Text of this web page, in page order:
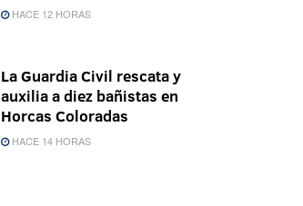
HACE 12 HORAS
La Guardia Civil rescata y
auxilia a diez bañistas en
Horcas Coloradas
HACE 14 HORAS